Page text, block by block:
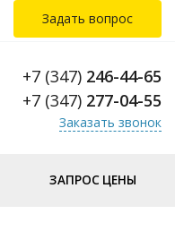
Задать вопрос
+7 (347) 246-44-65
+7 (347) 277-04-55
Заказать звонок
ЗАПРОС ЦЕНЫ